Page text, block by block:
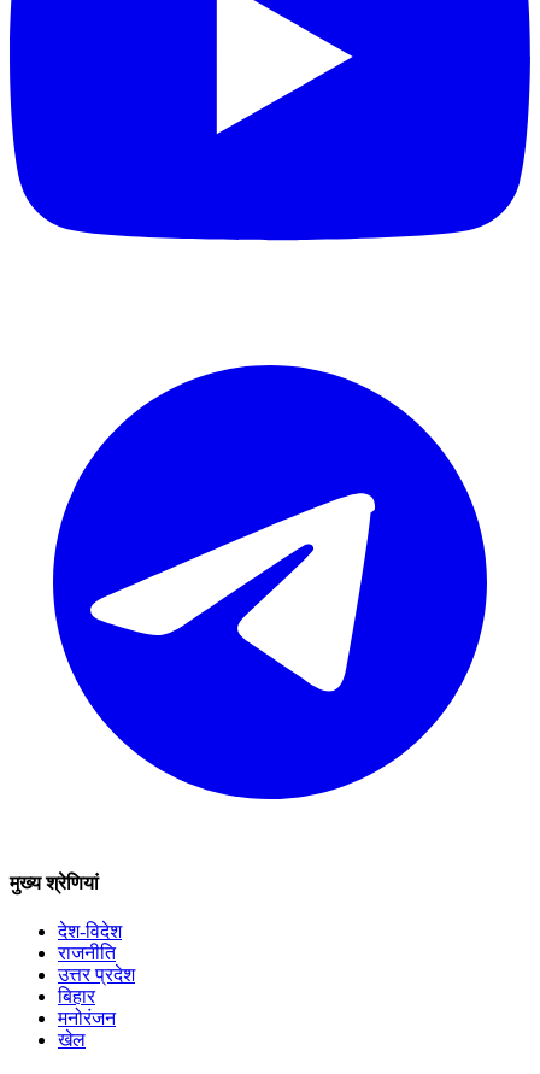
मुख्य श्रेणियां
देश-विदेश
राजनीति
उत्तर प्रदेश
बिहार
मनोरंजन
खेल